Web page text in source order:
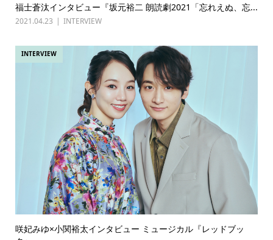
福士蒼汰インタビュー『坂元裕二 朗読劇2021「忘れえぬ、忘...
2021.04.23 INTERVIEW
INTERVIEW
咲妃みゆ×小関裕太インタビュー ミュージカル『レッドブッ